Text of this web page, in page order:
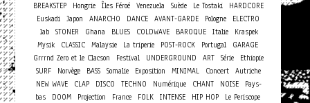
BREAKSTEP
Hongrie Îles Féroé Venezuela Suède Le Tostaki
HARDCORE
Euskadi Japon ANARCHO DANCE AVANT-GARDE Pologne
ELECTRO
lab
STONER Ghana BLUES COLDWAVE BAROQUE Italie
Kraspek
Mysik
CLASSIC Malaysie La triperie POST-ROCK Portugal
GARAGE
Grrrnd Zero et le Clacson
Festival UNDERGROUND ART Série
Ethiopie
SURF
Norvège BASS Somalie Exposition MINIMAL Concert
Autriche
NEW WAVE
CLAP DISCO TECHNO Numérique CHANT NOISE
Pays-
bas
DOOM Projection France FOLK INTENSE HIP HOP Le Periscope